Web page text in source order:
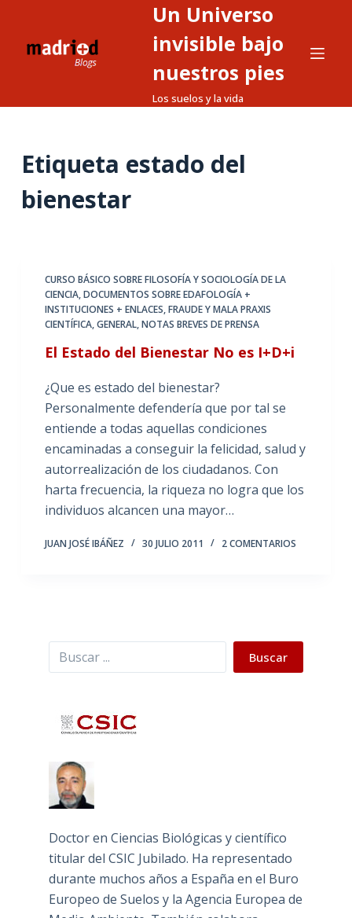
Un Universo
invisible bajo
nuestros pies
Los suelos y la vida
Etiqueta estado del
bienestar
CURSO BÁSICO SOBRE FILOSOFÍA Y SOCIOLOGÍA DE LA
CIENCIA,DOCUMENTOS SOBRE EDAFOLOGÍA +
INSTITUCIONES + ENLACES,FRAUDE Y MALA PRAXIS
CIENTÍFICA,GENERAL,NOTAS BREVES DE PRENSA
El Estado del Bienestar No es I+D+i
¿Que es estado del bienestar?
Personalmente defendería que por tal se
entiende a todas aquellas condiciones
encaminadas a conseguir la felicidad, salud y
autorrealización de los ciudadanos. Con
harta frecuencia, la riqueza no logra que los
individuos alcancen una mayor…
JUAN JOSÉ IBÁÑEZ 30 JULIO 2011 2 COMENTARIOS
Buscar Buscar
Doctor en Ciencias Biológicas y científico
titular del CSIC Jubilado. Ha representado
durante muchos años a España en el Buro
Europeo de Suelos y la Agencia Europea de